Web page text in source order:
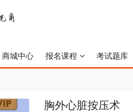
商城中心 报名课程 考试题库
胸外心脏按压术